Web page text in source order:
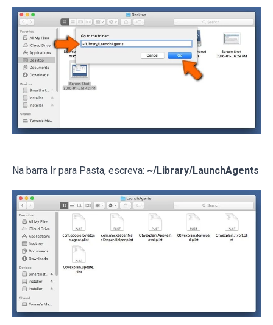
Na barra Ir para Pasta, escreva: ~/Library/LaunchAgents